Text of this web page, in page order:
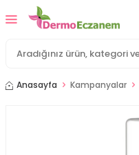
Anasayfa Kampanyalar